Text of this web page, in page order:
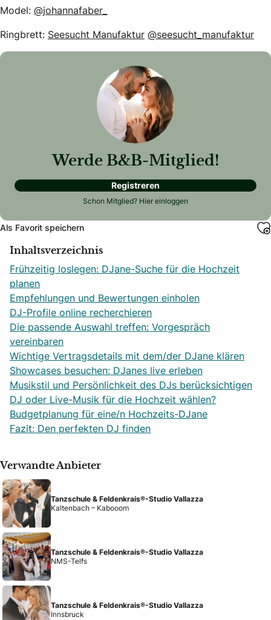
Model: @johannafaber_
Ringbrett: Seesucht Manufaktur @seesucht_manufaktur
Werde B&B-Mitglied!
Registreren
Schon Mitglied? Hier einloggen
Als Favorit speichern
Inhaltsverzeichnis
Frühzeitig loslegen: DJane-Suche für die Hochzeit
planen
Empfehlungen und Bewertungen einholen
DJ-Profile online recherchieren
Die passende Auswahl treffen: Vorgespräch
vereinbaren
Wichtige Vertragsdetails mit dem/der DJane klären
Showcases besuchen: DJanes live erleben
Musikstil und Persönlichkeit des DJs berücksichtigen
DJ oder Live-Musik für die Hochzeit wählen?
Budgetplanung für eine/n Hochzeits-DJane
Fazit: Den perfekten DJ finden
Verwandte Anbieter
Tanzschule & Feldenkrais®-Studio Vallazza
Kaltenbach – Kabooom
Tanzschule & Feldenkrais®-Studio Vallazza
NMS-Telfs
Tanzschule & Feldenkrais®-Studio Vallazza
Innsbruck